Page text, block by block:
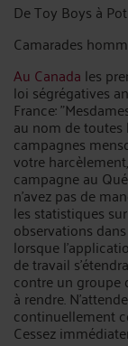
De Toy Boys à
Camarades
Au Canada les
loi ségrégatives
France:
au nom de
campagnes
votre
campagne au
n'avez pas de
les statistiques
observations
lorsque
de travail
contre un groupe
à rendre.
continuellement
Cessez